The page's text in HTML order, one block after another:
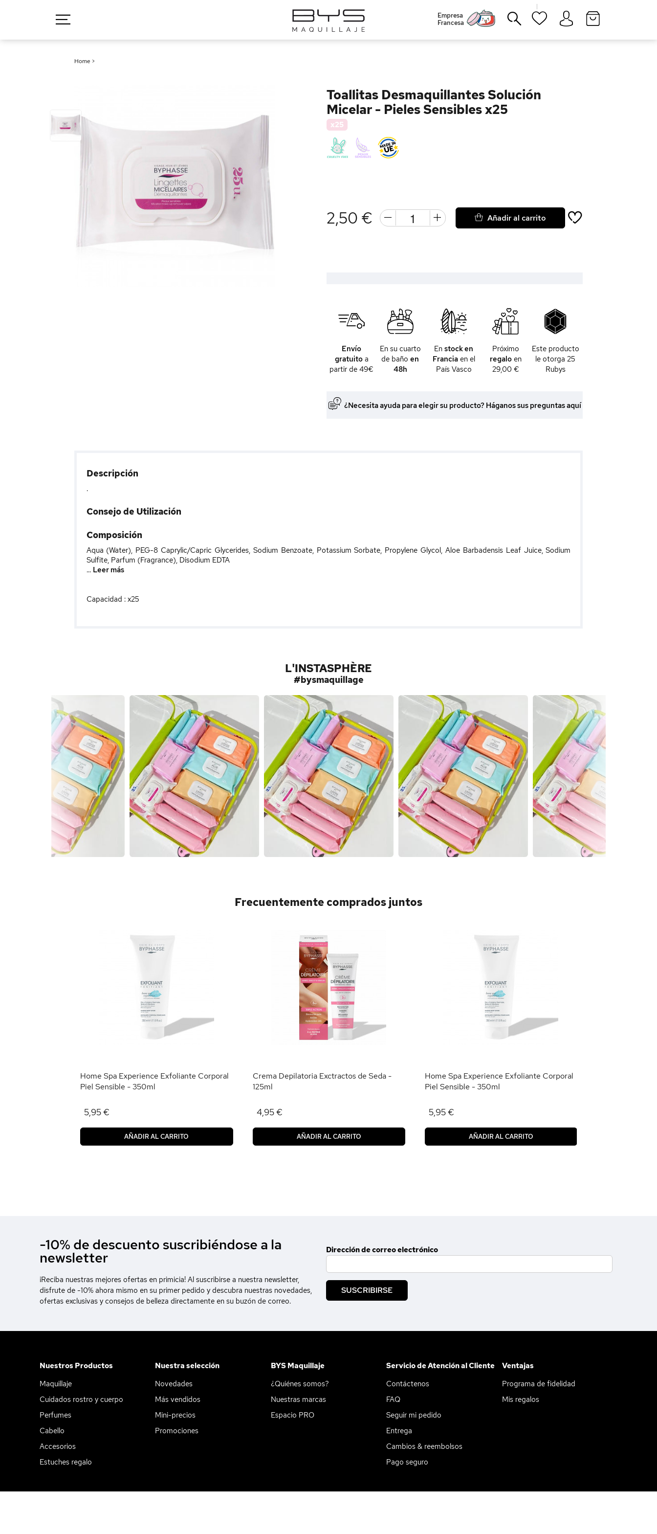
|
Empresa
Francesa
Home >
Toallitas Desmaquillantes Solución
Micelar - Pieles Sensibles x25
x25
2,50 € Añadir al carrito
Envío
gratuitoa
partir de 49€
En su cuarto
de bañoen
48h
Enstock en
Franciaen el
País Vasco
Próximo
regaloen
29,00 €
Este producto
le otorga25
Rubys
¿Necesita ayuda para elegir su producto? Háganos sus preguntas aquí
Descripción
.
Consejo de Utilización
Composición
Aqua (Water), PEG-8 Caprylic/Capric Glycerides, Sodium Benzoate, Potassium Sorbate, Propylene Glycol, Aloe Barbadensis Leaf Juice, Sodium
Sulfite, Parfum (Fragrance), Disodium EDTA
... Leer más
Capacidad : x25
L'INSTASPHÈRE
#bysmaquillage
Frecuentemente comprados juntos
Home Spa Experience Exfoliante Corporal
Piel Sensible - 350ml
5,95 €
AÑADIR AL CARRITO
Crema Depilatoria Exctractos de Seda -
125ml
4,95 €
AÑADIR AL CARRITO
Home Spa Experience Exfoliante Corporal
Piel Sensible - 350ml
5,95 €
AÑADIR AL CARRITO
-10% de descuento suscribiéndose a la
newsletter
¡Reciba nuestras mejores ofertas en primicia! Al suscribirse a nuestra newsletter,
disfrute de -10% ahora mismo en su primer pedido y descubra nuestras novedades,
ofertas exclusivas y consejos de belleza directamente en su buzón de correo.
Dirección de correo electrónico
SUSCRIBIRSE
Nuestros Productos
Maquillaje
Cuidados rostro y cuerpo
Perfumes
Cabello
Accesorios
Estuches regalo
Nuestra selección
Novedades
Más vendidos
Mini-precios
Promociones
BYS Maquillaje
¿Quiénes somos?
Nuestras marcas
Espacio PRO
Servicio de Atención al Cliente
Contáctenos
FAQ
Seguir mi pedido
Entrega
Cambios & reembolsos
Pago seguro
Ventajas
Programa de fidelidad
Mis regalos